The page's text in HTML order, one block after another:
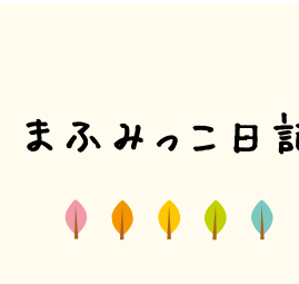
まふみっこ日